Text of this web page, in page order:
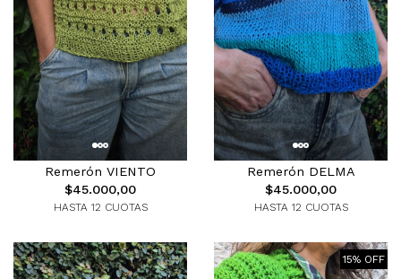
Remerón VIENTO
$45.000,00
HASTA 12 CUOTAS
Remerón DELMA
$45.000,00
HASTA 12 CUOTAS
15% OFF